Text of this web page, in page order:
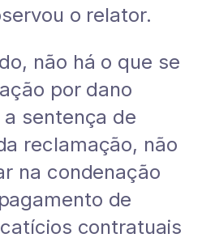
o relator.
não há o que se
por dano
sentença de
reclamação, não
na condenação
de
contratuais